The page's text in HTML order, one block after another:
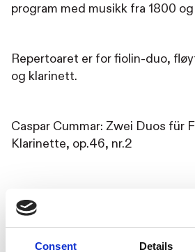
Consent Details
program med musikk fra 1800
Repertoaret er for fiolin-duo,
og klarinett.
Caspar Cummar: Zwei Duos für
Klarinette, op.46, nr.2
Feld - Duo concertant